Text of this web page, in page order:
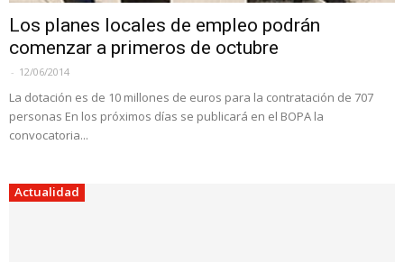
Los planes locales de empleo podrán
comenzar a primeros de octubre
- 12/06/2014
La dotación es de 10 millones de euros para la contratación de 707
personas En los próximos días se publicará en el BOPA la
convocatoria...
Actualidad